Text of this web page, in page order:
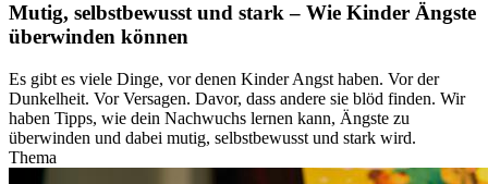
Mutig, selbstbewusst und stark – Wie Kinder Ängste
überwinden können
Es gibt es viele Dinge, vor denen Kinder Angst haben. Vor der
Dunkelheit. Vor Versagen. Davor, dass andere sie blöd finden. Wir
haben Tipps, wie dein Nachwuchs lernen kann, Ängste zu
überwinden und dabei mutig, selbstbewusst und stark wird.
Thema